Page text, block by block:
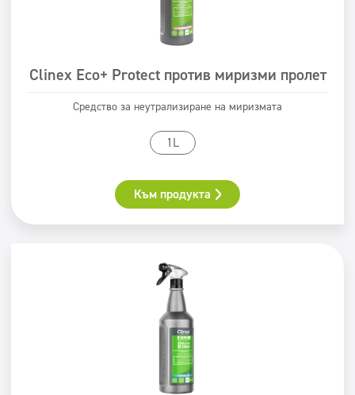
Clinex Eco+ Protect против миризми пролет
Средство за неутрализиране на миризмата
1L
Към продукта